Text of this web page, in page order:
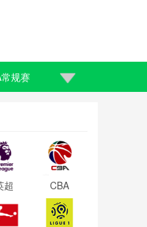
规赛
超 CBA